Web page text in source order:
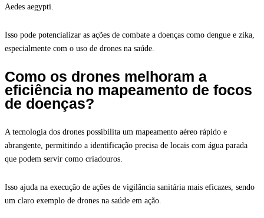
Aedes aegypti.
Isso pode potencializar as ações de combate a doenças como dengue e zika,
especialmente com o uso de drones na saúde.
Como os drones melhoram a
eficiência no mapeamento de focos
de doenças?
A tecnologia dos drones possibilita um mapeamento aéreo rápido e
abrangente, permitindo a identificação precisa de locais com água parada
que podem servir como criadouros.
Isso ajuda na execução de ações de vigilância sanitária mais eficazes, sendo
um claro exemplo de drones na saúde em ação.